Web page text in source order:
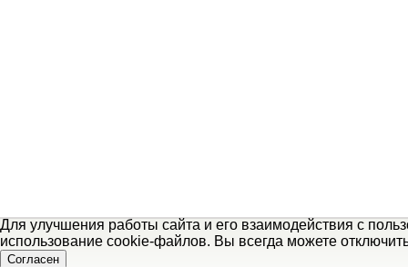
Для улучшения работы сайта и его взаимодействия с
использование cookie-файлов. Вы всегда можете
Согласен